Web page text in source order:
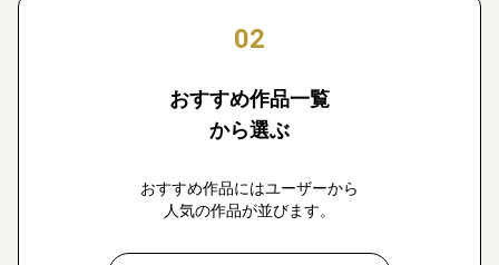
02
おすすめ作品一覧
から選ぶ
おすすめ作品にはユーザーから
人気の作品が並びます。